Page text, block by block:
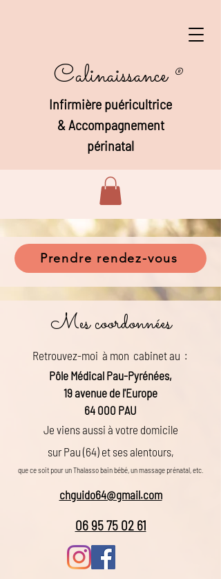
Calinaissance ®
Infirmière puéricultrice
& Accompagnement
périnatal
Prendre rendez-vous
Mes coordonnées
Retrouvez-moi à mon cabinet au :
Pôle Médical Pau-Pyrénées,
19 avenue de l'Europe
64 000 PAU
Je viens aussi à votre domicile
sur Pau (64) et ses alentours,
que ce soit pour un Thalasso bain bébé, un massage prénatal, etc.
chguido64@gmail.com
06 95 75 02 61